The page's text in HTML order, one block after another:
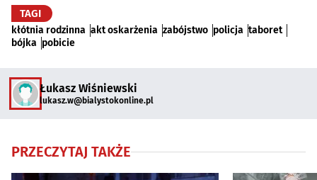
TAGI
kłótnia rodzinna akt oskarżenia zabójstwo policja taboret
bójka pobicie
Łukasz Wiśniewski
lukasz.w@bialystokonline.pl
PRZECZYTAJ TAKŻE